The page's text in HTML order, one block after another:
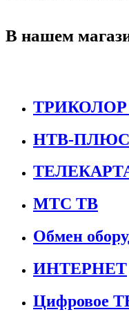
В нашем
ТРИКОЛОР
НТВ-ПЛЮС
МТС ТВ
Обмен
ИНТЕРНЕТ
Цифровое